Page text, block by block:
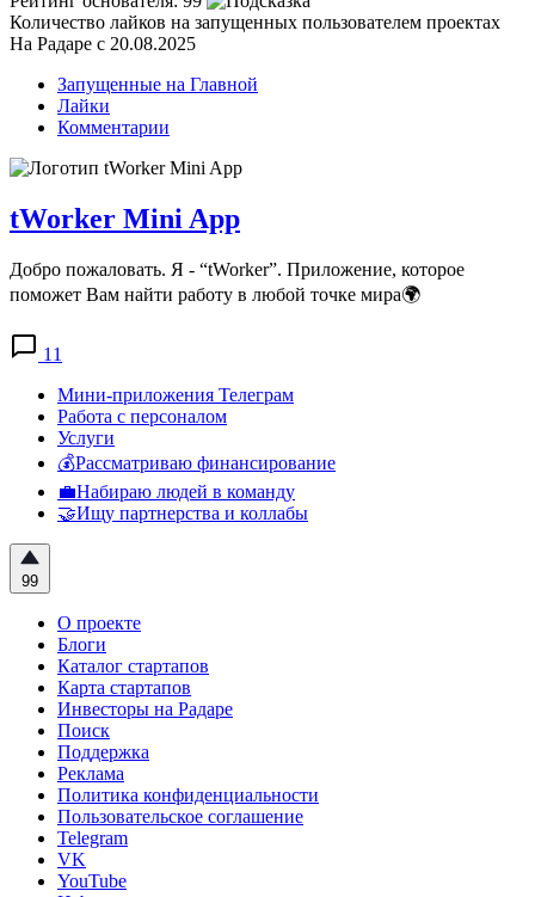
Количество лайков на запущенных пользователем проектах
На Радаре с 20.08.2025
Запущенные на Главной
Лайки
Комментарии
tWorker Mini App
Добро пожаловать. Я - “tWorker”. Приложение, которое
поможет Вам найти работу в любой точке мира🌍
11
Мини-приложения Телеграм
Работа с персоналом
Услуги
💰Рассматриваю финансирование
💼Набираю людей в команду
🤝Ищу партнерства и коллабы
99
О проекте
Блоги
Каталог стартапов
Карта стартапов
Инвесторы на Радаре
Поиск
Поддержка
Реклама
Политика конфиденциальности
Пользовательское соглашение
Telegram
VK
YouTube